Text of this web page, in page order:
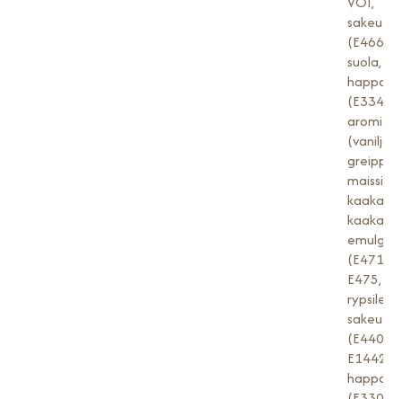
(E466),
suola,
(E334),
aromi
(vanilja/
greippi,
(E471,
E475,
(E440,
E1442),